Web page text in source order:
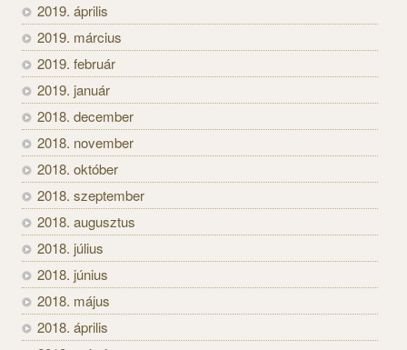
2019. április
2019. március
2019. február
2019. január
2018. december
2018. november
2018. október
2018. szeptember
2018. augusztus
2018. július
2018. június
2018. május
2018. április